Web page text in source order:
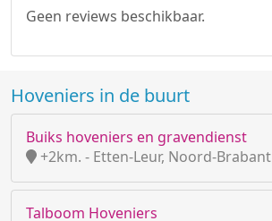
Geen reviews beschikbaar.
Hoveniers in de buurt
Buiks hoveniers en gravendienst
+2km. - Etten-Leur, Noord-Brabant
Talboom Hoveniers